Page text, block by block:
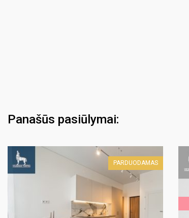
Panašūs pasiūlymai:
PARDUODAMAS